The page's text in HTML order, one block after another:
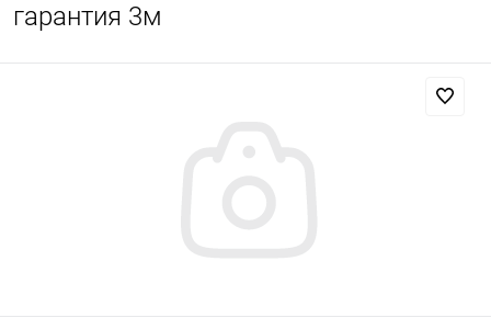
гарантия 3м
Добавляйте товары